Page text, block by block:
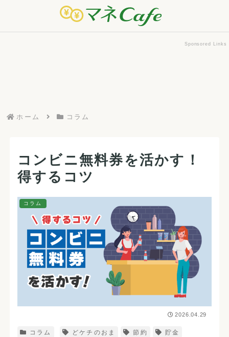
Sponsored Links
ホーム コラム
コンビニ無料券を活かす！
得するコツ
コラム
2026.04.29
コラム どケチのおま 節約 貯金